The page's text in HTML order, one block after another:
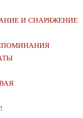
И СНАРЯЖЕНИЕ